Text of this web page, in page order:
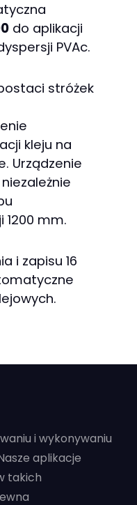
do aplikacji
PVAc.
stróżek
kleju na
Urządzenie
1200 mm.
i zapisu 16
i wykonywaniu
aplikacje
takich